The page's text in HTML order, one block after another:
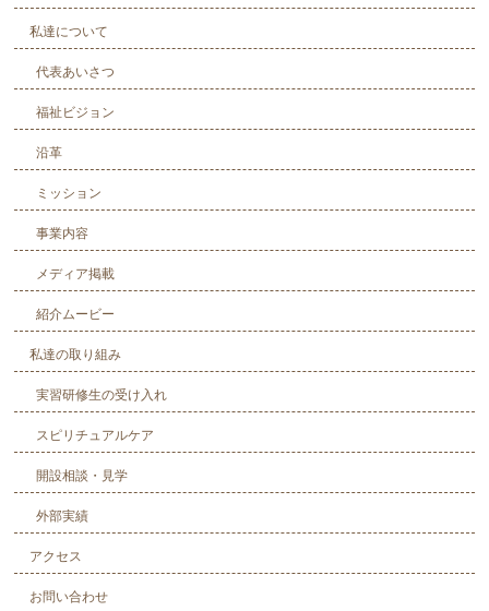
私達について
代表あいさつ
福祉ビジョン
沿革
ミッション
事業内容
メディア掲載
紹介ムービー
私達の取り組み
実習研修生の受け入れ
スピリチュアルケア
開設相談・見学
外部実績
アクセス
お問い合わせ